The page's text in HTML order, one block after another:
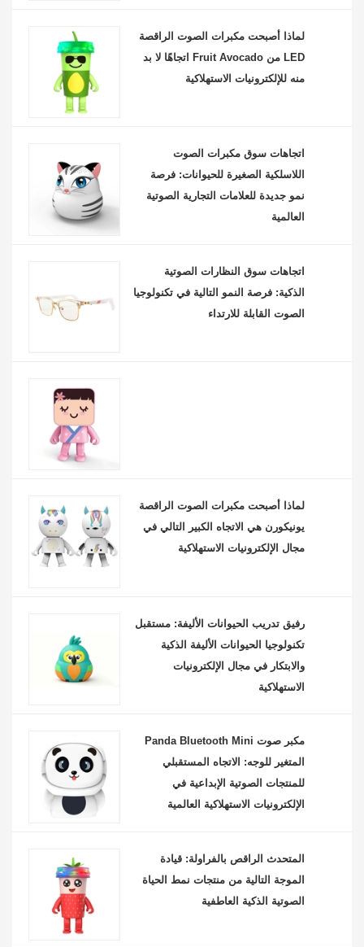
لماذا أصبحت مكبرات الصوت الراقصة
LED من Fruit Avocado اتجاهًا لا بد
منه للإلكترونيات الاستهلاكية
اتجاهات سوق مكبرات الصوت
اللاسلكية الصغيرة للحيوانات: فرصة
نمو جديدة للعلامات التجارية الصوتية
العالمية
اتجاهات سوق النظارات الصوتية
الذكية: فرصة النمو التالية في تكنولوجيا
الصوت القابلة للارتداء
لماذا أصبحت مكبرات الصوت الراقصة
يونيكورن هي الاتجاه الكبير التالي في
مجال الإلكترونيات الاستهلاكية
رفيق تدريب الحيوانات الأليفة: مستقبل
تكنولوجيا الحيوانات الأليفة الذكية
والابتكار في مجال الإلكترونيات
الاستهلاكية
مكبر صوت Panda Bluetooth Mini
المتغير للوجه: الاتجاه المستقبلي
للمنتجات الصوتية الإبداعية في
الإلكترونيات الاستهلاكية العالمية
المتحدث الراقص بالفراولة: قيادة
الموجة التالية من منتجات نمط الحياة
الصوتية الذكية العاطفية